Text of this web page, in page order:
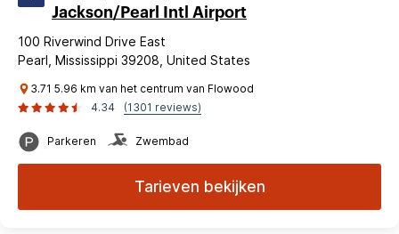
Jackson/Pearl Intl Airport
100 Riverwind Drive East
Pearl, Mississippi 39208, United States
3.71 5.96 km van het centrum van Flowood
4.34
(1301 reviews)
Parkeren Zwembad
Tarieven bekijken